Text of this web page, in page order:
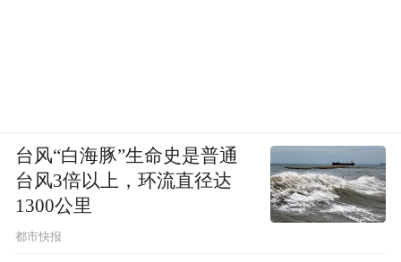
台风“白海豚”生命史是普通
台风3倍以上，环流直径达
1300公里
都市快报